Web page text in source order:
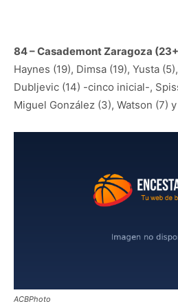
84 – Casademont Zaragoza
Haynes (19), Dimsa (19), Yusta
Dubljevic (14) -cinco inicial-,
Miguel González (3), Watson (7)
ACBPhoto